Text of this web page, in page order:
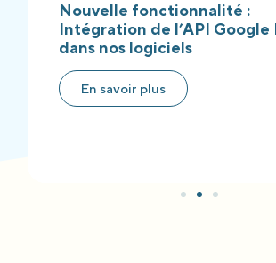
Nouvelle fonctionnalité :
Intégration de l’API Google
dans nos logiciels
En savoir plus